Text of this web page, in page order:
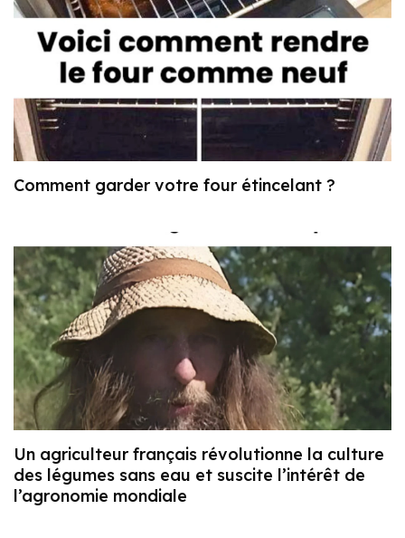
Comment garder votre four étincelant ?
Un agriculteur français révolutionne la culture
des légumes sans eau et suscite l’intérêt de
l’agronomie mondiale